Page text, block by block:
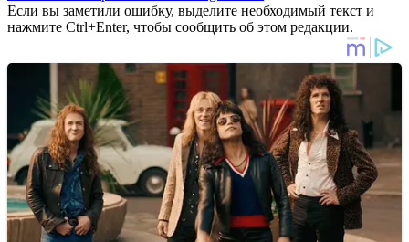
Если вы заметили ошибку, выделите необходимый текст и
нажмите Ctrl+Enter, чтобы сообщить об этом редакции.